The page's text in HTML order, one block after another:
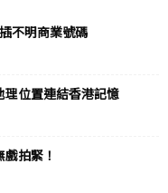
不明商業號碼
理位置連結香港記憶
拍緊！